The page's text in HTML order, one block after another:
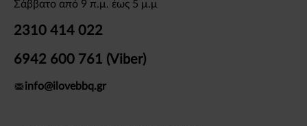
Σάββατο από 9 π.μ. έως 5 μ.μ
2310 414 022
6942 600 761 (Viber)
info@ilovebbq.gr